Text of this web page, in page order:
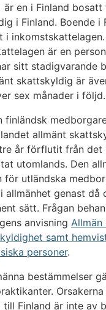
är en i Finland
i Finland. Boende i
i inkomstskattelagen.
är en
sitt stadigvarande
skattskyldig är
sex månader i följd.
finländsk
allmänt
år förflutit från det
utomlands. Den
för utländska
allmänhet genast då
sätt. Frågan
anvisning Allmän
samt
personer.
bestämmelser
Finland är inte av